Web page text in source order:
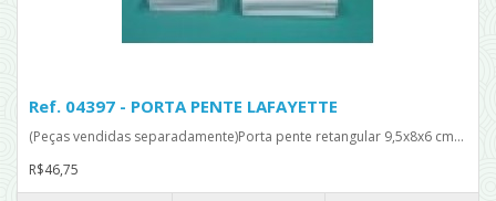
Ref. 04397 - PORTA PENTE LAFAYETTE
(Peças vendidas separadamente)Porta pente retangular 9,5x8x6 cm...
R$46,75